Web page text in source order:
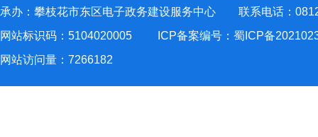
承办：攀枝花市东区电子政务建设服务中心 联系电话：
网站标识码：5104020005
ICP备案编号：蜀ICP备
网站访问量： 7266182